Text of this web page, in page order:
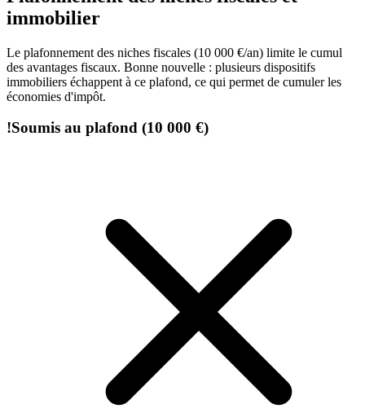
immobilier
Le plafonnement des niches fiscales (10 000 €/an) limite le cumul
des avantages fiscaux. Bonne nouvelle : plusieurs dispositifs
immobiliers échappent à ce plafond, ce qui permet de cumuler les
économies d'impôt.
!Soumis au plafond (10 000 €)